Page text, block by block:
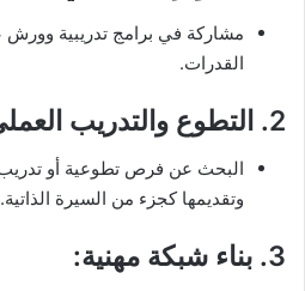
مشاركة في برامج تدريبية وورش
القدرات.
2. التطوع والتدريب
البحث عن فرص تطوعية أو
وتقديمها كجزء من السيرة الذاتية.
3. بناء شبكة مهنية: